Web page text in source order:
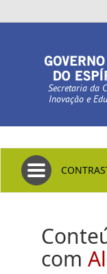
Secretaria da
Inovação e
Toggle
com